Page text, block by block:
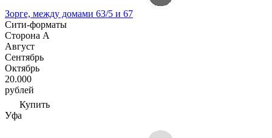
Зорге, между домами 63/5 и 67
Сити-форматы
Сторона A
Август
Сентябрь
Октябрь
20.000
рублей
Купить
Уфа